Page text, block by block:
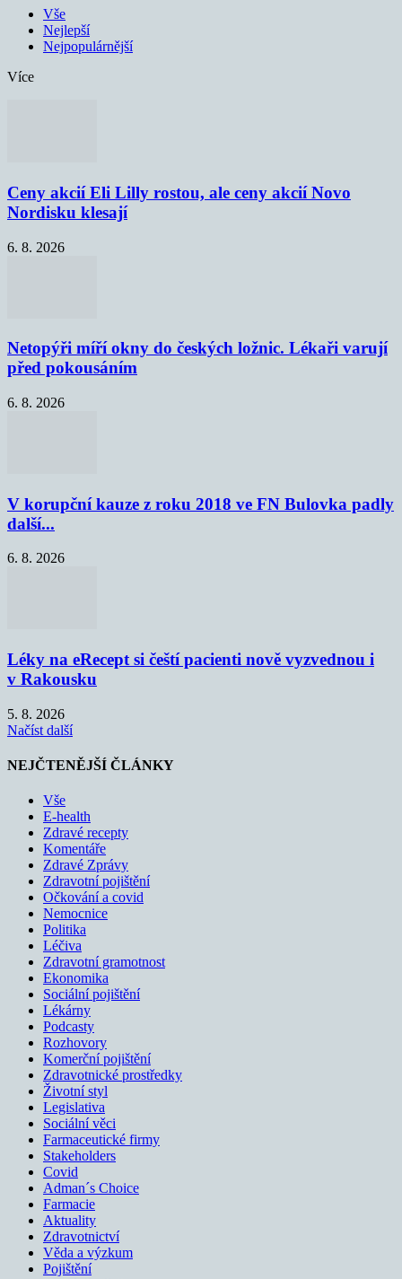
Vše
Nejlepší
Nejpopulárnější
Více
Ceny akcií Eli Lilly rostou, ale ceny akcií Novo
Nordisku klesají
6. 8. 2026
Netopýři míří okny do českých ložnic. Lékaři varují
před pokousáním
6. 8. 2026
V korupční kauze z roku 2018 ve FN Bulovka padly
další...
6. 8. 2026
Léky na eRecept si čeští pacienti nově vyzvednou i
v Rakousku
5. 8. 2026
Načíst další
NEJČTENĚJŠÍ ČLÁNKY
Vše
E-health
Zdravé recepty
Komentáře
Zdravé Zprávy
Zdravotní pojištění
Očkování a covid
Nemocnice
Politika
Léčiva
Zdravotní gramotnost
Ekonomika
Sociální pojištění
Lékárny
Podcasty
Rozhovory
Komerční pojištění
Zdravotnické prostředky
Životní styl
Legislativa
Sociální věci
Farmaceutické firmy
Stakeholders
Covid
Adman´s Choice
Farmacie
Aktuality
Zdravotnictví
Věda a výzkum
Pojištění